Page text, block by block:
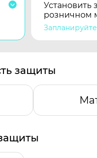
Установить
розничном
защиты